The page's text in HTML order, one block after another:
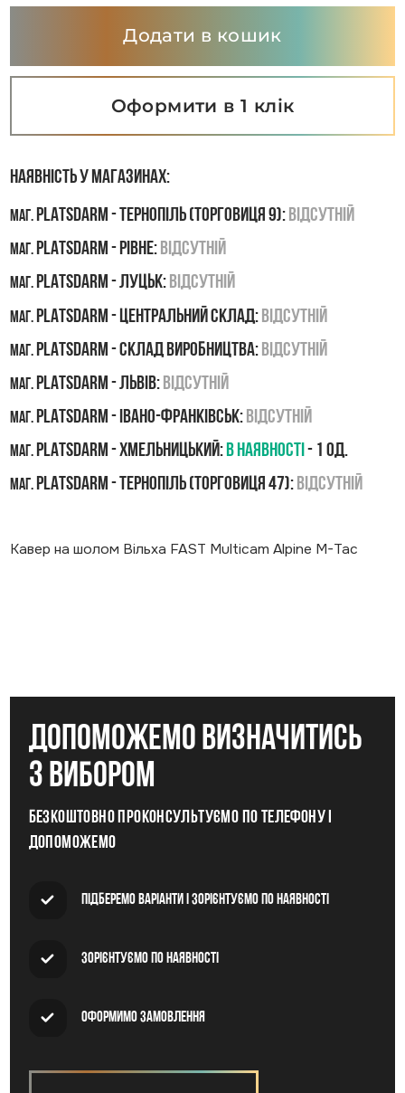
Додати в кошик
Оформити в 1 клік
Наявність у магазинах:
маг.PLATSDARM - Тернопіль (Торговиця 9):Відсутній
маг.PLATSDARM - Рівне:Відсутній
маг.PLATSDARM - Луцьк:Відсутній
маг.PLATSDARM - Центральний склад: Відсутній
маг.PLATSDARM - Склад виробництва:Відсутній
маг.PLATSDARM - Львів:Відсутній
маг.PLATSDARM - Івано-Франківськ:Відсутній
маг.PLATSDARM - Хмельницький:В наявності- 1 од.
маг.PLATSDARM - Тернопіль (Торговиця 47):Відсутній
Кавер на шолом Вільха FAST Multicam Alpine M-Tac
допоможемо визначитись
з вибором
Безкоштовно проконсультуємо по телефону і
допоможемо
Підберемо варіанти і зорієнтуємо по наявності
Зорієнтуємо по наявності
Оформимо замовлення